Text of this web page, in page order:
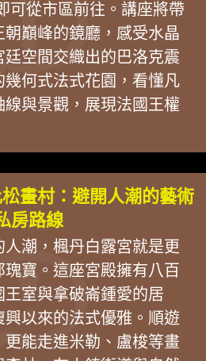
可從市區前往。講座將帶
巔峰的鏡廳，感受水晶
空間交織出的巴洛克震
何式法式花園，看懂凡
與景觀，展現法國王權
畫村：避開人潮的藝術
房路線
潮，楓丹白露宮就是更
寶。這座宮殿擁有八百
室與拿破崙鍾愛的居
以來的法式優雅。順遊
能走進米勒、盧梭等畫